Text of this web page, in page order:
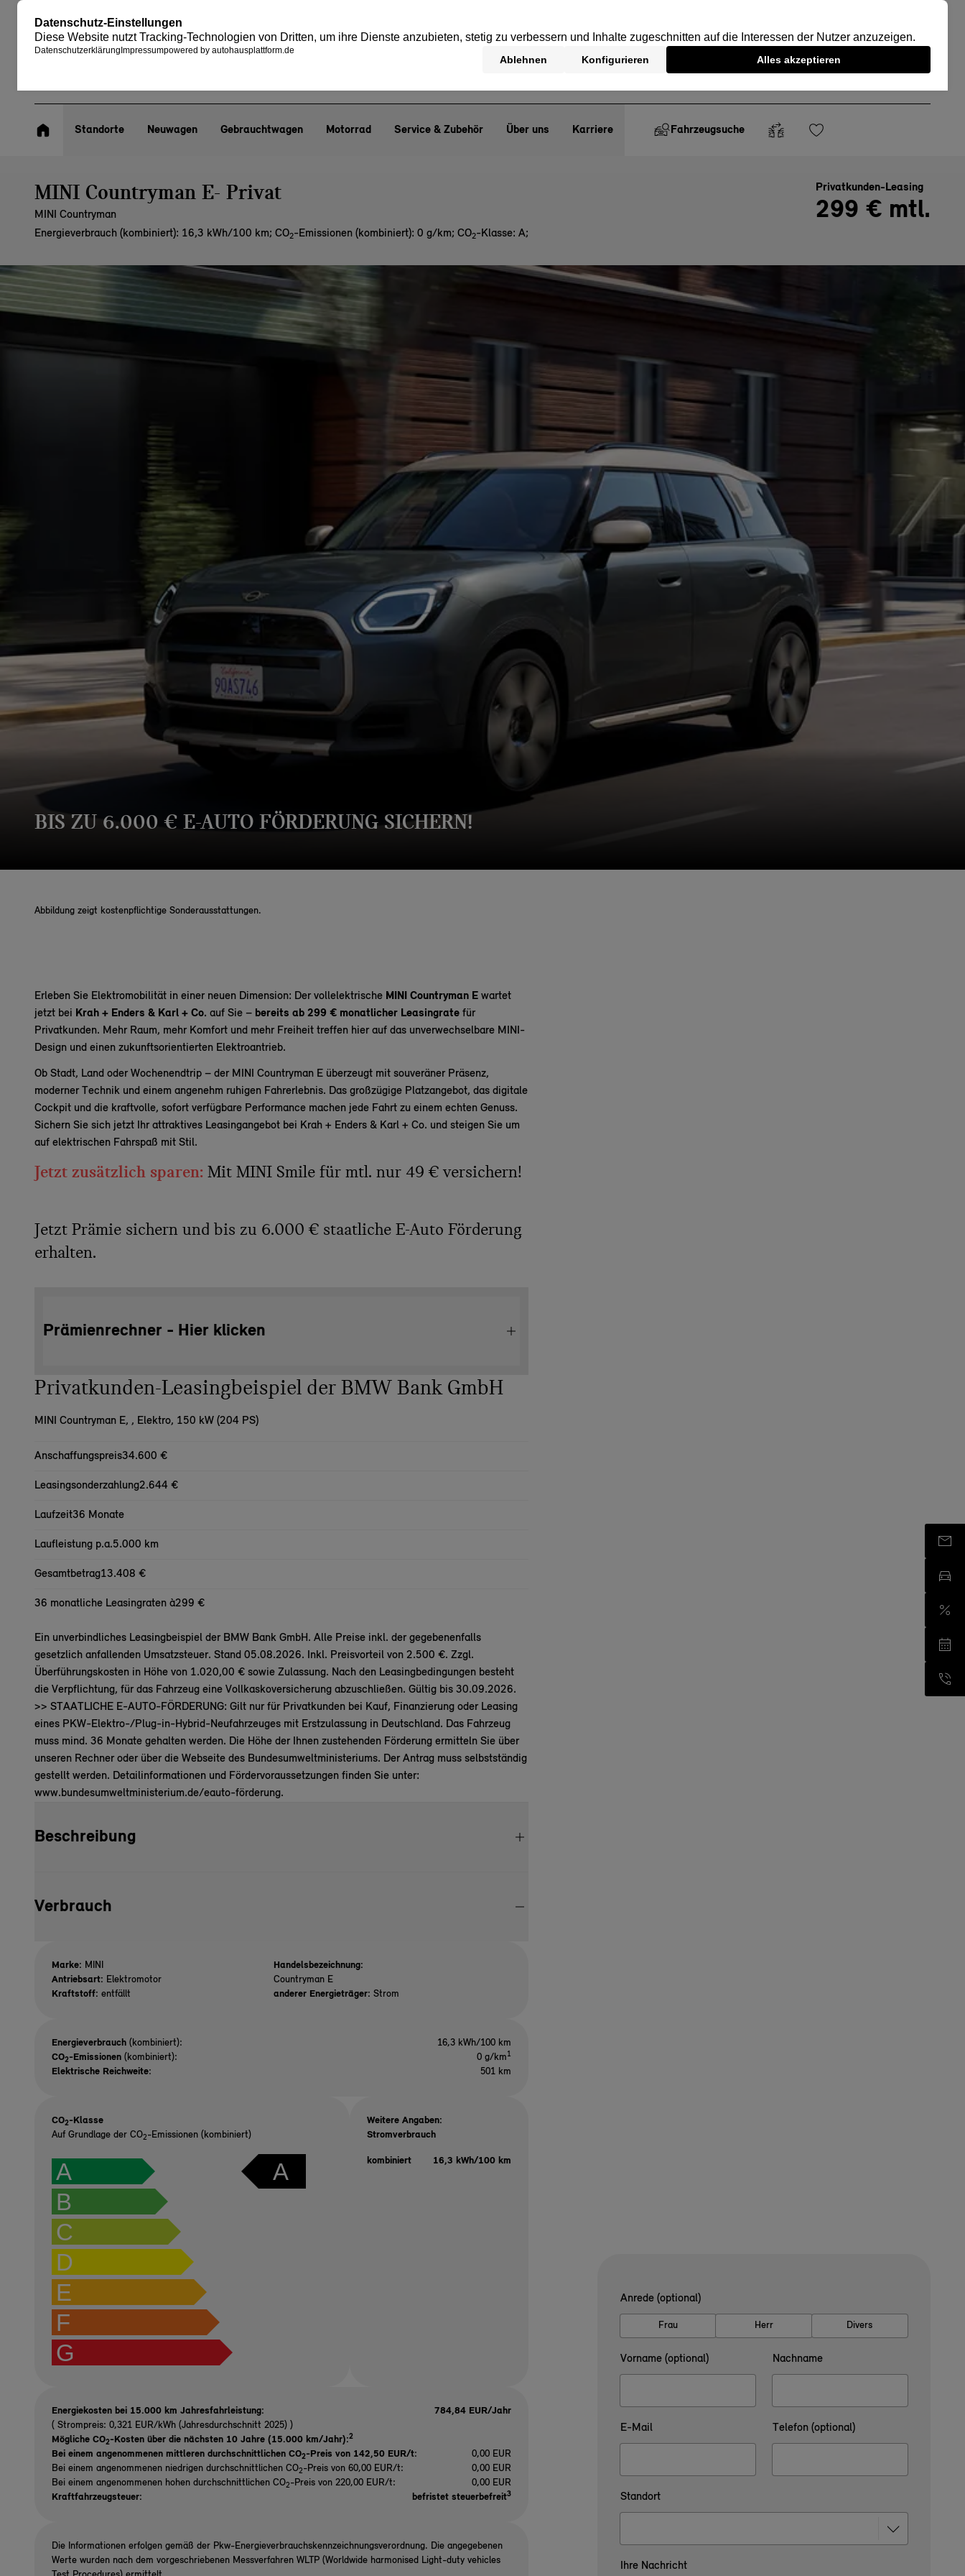
Standorte Neuwagen Gebrauchtwagen Motorrad Service & Zubehör Über uns Karriere Fahrzeugsuche
MINI Countryman E- Privat
MINI Countryman
Energieverbrauch (kombiniert): 16,3 kWh/100 km; CO2-Emissionen (kombiniert): 0 g/km; CO2-Klasse: A;
Privatkunden-Leasing
299 € mtl.
BIS ZU 6.000 € E-AUTO FÖRDERUNG SICHERN!
Abbildung zeigt kostenpflichtige Sonderausstattungen.
Erleben Sie Elektromobilität in einer neuen Dimension: Der vollelektrische MINI Countryman E wartet
jetzt bei Krah + Enders & Karl + Co. auf Sie – bereits ab 299 € monatlicher Leasingrate für
Privatkunden. Mehr Raum, mehr Komfort und mehr Freiheit treffen hier auf das unverwechselbare MINI-
Design und einen zukunftsorientierten Elektroantrieb.
Ob Stadt, Land oder Wochenendtrip – der MINI Countryman E überzeugt mit souveräner Präsenz,
moderner Technik und einem angenehm ruhigen Fahrerlebnis. Das großzügige Platzangebot, das digitale
Cockpit und die kraftvolle, sofort verfügbare Performance machen jede Fahrt zu einem echten Genuss.
Sichern Sie sich jetzt Ihr attraktives Leasingangebot bei Krah + Enders & Karl + Co. und steigen Sie um
auf elektrischen Fahrspaß mit Stil.
Jetzt zusätzlich sparen: Mit MINI Smile für mtl. nur 49 € versichern!
Jetzt Prämie sichern und bis zu 6.000 € staatliche E-Auto Förderung
erhalten.
Prämienrechner - Hier klicken
Privatkunden-Leasingbeispiel der BMW Bank GmbH
MINI Countryman E, , Elektro, 150 kW (204 PS)
Anschaffungspreis34.600 €
Leasingsonderzahlung2.644 €
Laufzeit36 Monate
Laufleistung p.a.5.000 km
Gesamtbetrag13.408 €
36 monatliche Leasingraten à299 €
Ein unverbindliches Leasingbeispiel der BMW Bank GmbH. Alle Preise inkl. der gegebenenfalls
gesetzlich anfallenden Umsatzsteuer. Stand 05.08.2026. Inkl. Preisvorteil von 2.500 €. Zzgl.
Überführungskosten in Höhe von 1.020,00 € sowie Zulassung. Nach den Leasingbedingungen besteht
die Verpflichtung, für das Fahrzeug eine Vollkaskoversicherung abzuschließen. Gültig bis 30.09.2026.
>> STAATLICHE E-AUTO-FÖRDERUNG: Gilt nur für Privatkunden bei Kauf, Finanzierung oder Leasing
eines PKW-Elektro-/Plug-in-Hybrid-Neufahrzeuges mit Erstzulassung in Deutschland. Das Fahrzeug
muss mind. 36 Monate gehalten werden. Die Höhe der Ihnen zustehenden Förderung ermitteln Sie über
unseren Rechner oder über die Webseite des Bundesumweltministeriums. Der Antrag muss selbstständig
gestellt werden. Detailinformationen und Fördervoraussetzungen finden Sie unter:
www.bundesumweltministerium.de/eauto-förderung.
Beschreibung
Verbrauch
Marke: MINI
Antriebsart: Elektromotor
Kraftstoff: entfällt
Handelsbezeichnung:
Countryman E
anderer Energieträger: Strom
Energieverbrauch (kombiniert):
16,3 kWh/100 km
CO2-Emissionen (kombiniert): 0 g/km1
Elektrische Reichweite: 501 km
CO2-Klasse
Auf Grundlage der CO2-Emissionen (kombiniert)
A
B
C
D
E
F
G
A
Weitere Angaben:
Stromverbrauch
kombiniert 16,3 kWh/100 km
Energiekosten bei 15.000 km Jahresfahrleistung:
784,84 EUR/Jahr
( Strompreis: 0,321 EUR/kWh (Jahresdurchschnitt 2025) )
Mögliche CO2-Kosten über die nächsten 10 Jahre (15.000 km/Jahr):2
Bei einem angenommenen mittleren durchschnittlichen CO2-Preis von 142,50 EUR/t:
0,00 EUR
Bei einem angenommenen niedrigen durchschnittlichen CO2-Preis von 60,00 EUR/t:
0,00 EUR
Bei einem angenommenen hohen durchschnittlichen CO2-Preis von 220,00 EUR/t:
0,00 EUR
Kraftfahrzeugsteuer:
befristet steuerbefreit3
Die Informationen erfolgen gemäß der Pkw-Energieverbrauchskennzeichnungsverordnung. Die angegebenen
Werte wurden nach dem vorgeschriebenen Messverfahren WLTP (Worldwide harmonised Light-duty vehicles
Anrede (optional)
Frau Herr Divers
Vorname (optional) Nachname
E-Mail Telefon (optional)
Standort
Ihre Nachricht